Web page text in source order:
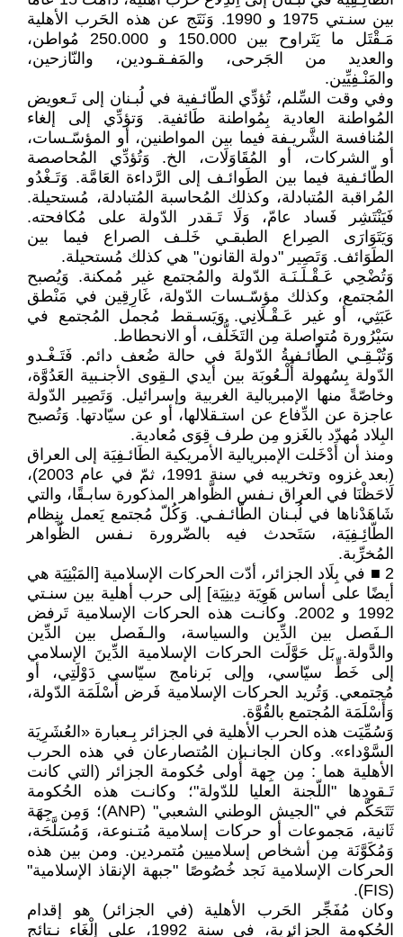
بين سنـتي 1975 و 1990. وَنَتَج عن هذه الحَرب الأهلية
مَـقْتَل ما يَتَراوح بين 150.000 و 250.000 مُواطن،
والعديد من الجَرحى، والمَفـقـودين، والنّازحين،
والمَنْـفِيِّين.
وفي وقت السِّلم، تُؤدِّي الطّائـفية في لُبـنان إلى تَـعويض
المُواطنة العادية بِمُواطنة طَائفية. وَتؤدِّي إلى إلغاء
المُنافسة الشَّريـفة فيما بين المواطنين، أو المؤسّـسات،
أو الشركات، أو المُقَاوَلَات، الخ. وَتُؤدِّي المُحاصصة
الطّائـفية فيما بين الطَوائـف إلى الرَّداءة العَامَّة. وَتَـغْدُو
المُراقبة المُتبادلة، وكذلك المُحاسبة المُتبادلة، مُستحيلة.
فَيَنْتَشِر فَساد عامّ، وَلَا تَـقدر الدّولة على مُكافحته.
وَيَتَوَارَى الصِراع الطبقـي خَلـف الصراع فيما بين
الطَوَائف. وَتَصِير "دولة القانون" هي كذلك مُستحيلة.
وَتُضْحِي عَـقْـلَـنَـة الدّولة والمُجتمع غير مُمكنة. وَيُصبح
المُجتمع، وكذلك مؤسّـسات الدّولة، غَارِقِين في مَنْطق
عَبَثِي، أو غير عَـقْـلَانِي. وَيَسـقط مُجمل المُجتمع في
سَيْرُورة مُتواصلة مِن التَخَلُّف، أو الانحطاط.
وََتُبْـقِـي الطّائـفيةُ الدّولةَ في حالة ضُعف دائم. فَتَـغْـدو
الدّولة بِسُهولة أُلْـعُوبَة بين أيدي الـقِوى الأجنـبية العَدُوَّة،
وخاصّةً منها الإمبريالية الغربية وإسرائيل. وَتَصِير الدّولة
عاجزة عن الدِّفاع عن استـقلالها، أو عن سيّادتها. وَتُصبح
البِلاد مُهدّد بالغَزو مِن طرف قِوَى مُعادية.
ومنذ أن أَدْخَلت الإمبريالية الأمريكية الطَائـفِيَة إلى العراق
(بعد غزوه وتخريبه في سنة 1991، ثمّ في عام 2003)،
لَاحَظْنَا في العراق نـفس الظَّواهر المذكورة سابـقًا، والتي
شَاهَدْناها في لُبـنان الطّائـفـي. وَكُلّ مُجتمع يَعمل بِنِظام
الطّائِـفِيَة، سَتَحدث فيه بالضّرورة نـفس الظّواهر
المُخرِّبة.
2 ■ في بِلَاد الجزائر، أدّت الحركات الإسلامية [المَبْنِيَة هي
أيضًا على أساس هَوِيَة دِينِيَة] إلى حرب أهلية بين سنـتي
1992 و 2002. وكانـت هذه الحركات الإسلامية تَرفض
الـفَصل بين الدِّين والسياسة، والـفَصل بين الدِّين
والدَّولة. بَل حَوَّلَت الحركات الإسلامية الدِّينَ الإسلامي
إلى خَطٍّ سيّاسي، وإلى بَرنامج سيّاسي دَوْلَتِي، أو
مُجتمعي. وَتُريد الحركات الإسلامية فَرض أَسْلَمَة الدّولة،
وَأَسْلَمَة المُجتمع بالقُوَّة.
وَسُمِّيَت هذه الحرب الأهلية في الجزائر بِـعبارة «العُشَرِيَة
السَّوْداء». وكان الجانـبان المُتصارعان في هذه الحرب
الأهلية هما : مِن جِهة أُولى حُكومة الجزائر (التي كانت
تَـقودها "اللّجنة العليا للدّولة"؛ وكانـت هذه الحُكومة
تَتَحَكَّم في "الجيش الوطني الشعبي" (ANP)؛ وَمِن جِهَة
ثَانية، مَجموعات أو حركات إسلامية مُتـنوعة، وَمُسَلَّحَة،
وَمُكَوَّنَة مِن أشخاص إسلاميين مُتمردين. ومن بين هذه
الحركات الإسلامية نَجد خُصُوصًا "جبهة الإنقاذ الإسلامية"
(FIS).
وكان مُفَجِّر الحَرب الأهلية (في الجزائر) هو إقدام
الحُكومة الجزائرية، في سنة 1992، على إِلْغَاء نـتائج